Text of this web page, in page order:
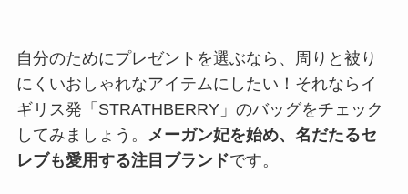
自分のためにプレゼントを選ぶなら、周りと被り
にくいおしゃれなアイテムにしたい！それならイ
ギリス発「STRATHBERRY」のバッグをチェック
してみましょう。
メーガン妃を始め、名だたるセ
レブも愛用する注目ブランドです。